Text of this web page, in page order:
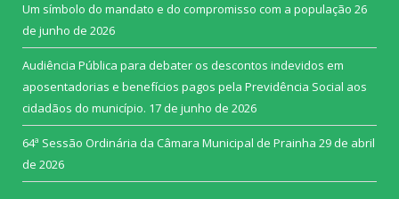
Um símbolo do mandato e do compromisso com a população 26
de junho de 2026
Audiência Pública para debater os descontos indevidos em
aposentadorias e benefícios pagos pela Previdência Social aos
cidadãos do município. 17 de junho de 2026
64ª Sessão Ordinária da Câmara Municipal de Prainha 29 de abril
de 2026